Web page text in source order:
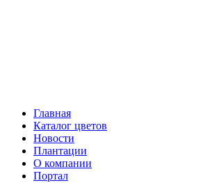
Главная
Каталог цветов
Новости
Плантации
О компании
Портал